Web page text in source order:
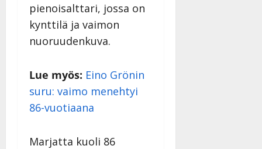
pienoisalttari, jossa on
kynttilä ja vaimon
nuoruudenkuva.
Lue myös: Eino Grönin
suru: vaimo menehtyi
86-vuotiaana
Marjatta kuoli 86